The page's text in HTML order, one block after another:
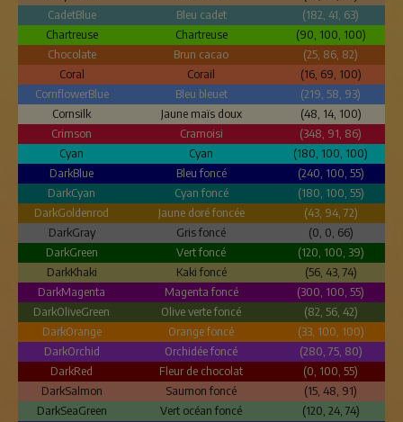
CadetBlue
Bleu cadet
(182, 41, 63)
Chartreuse
Chartreuse
(90, 100, 100)
Chocolate
Brun cacao
(25, 86, 82)
Coral
Corail
(16, 69, 100)
CornflowerBlue
Bleu bleuet
(219, 58, 93)
Cornsilk
Jaune maïs doux
(48, 14, 100)
Crimson
Cramoisi
(348, 91, 86)
Cyan
Cyan
(180, 100, 100)
DarkBlue
Bleu foncé
(240, 100, 55)
DarkCyan
Cyan foncé
(180, 100, 55)
DarkGoldenrod
Jaune doré foncée
(43, 94, 72)
DarkGray
Gris foncé
(0, 0, 66)
DarkGreen
Vert foncé
(120, 100, 39)
DarkKhaki
Kaki foncé
(56, 43, 74)
DarkMagenta
Magenta foncé
(300, 100, 55)
DarkOliveGreen
Olive verte foncé
(82, 56, 42)
DarkOrange
Orange foncé
(33, 100, 100)
DarkOrchid
Orchidée foncé
(280, 75, 80)
DarkRed
Fleur de chocolat
(0, 100, 55)
DarkSalmon
Saumon foncé
(15, 48, 91)
DarkSeaGreen
Vert océan foncé
(120, 24, 74)